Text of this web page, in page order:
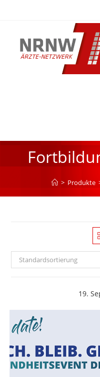
> Produkte
Standardsortierung
19.